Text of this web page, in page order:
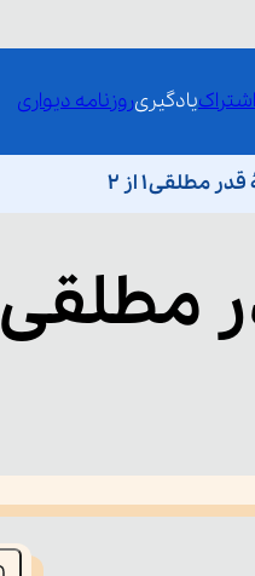
یادگیریروزنامه دیواری
مطلقی 1 از 2
1 از 2